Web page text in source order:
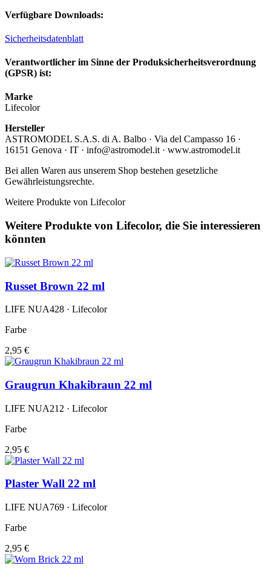
Verfügbare Downloads:
Sicherheitsdatenblatt
Verantwortlicher im Sinne der Produksicherheitsverordnung
(GPSR) ist:
Marke
Lifecolor
Hersteller
ASTROMODEL S.A.S. di A. Balbo · Via del Campasso 16 ·
16151 Genova · IT · info@astromodel.it · www.astromodel.it
Bei allen Waren aus unserem Shop bestehen gesetzliche
Gewährleistungsrechte.
Weitere Produkte von Lifecolor
Weitere Produkte von Lifecolor, die Sie interessieren
könnten
Russet Brown 22 ml
LIFE NUA428 · Lifecolor
Farbe
2,95 €
Graugrun Khakibraun 22 ml
LIFE NUA212 · Lifecolor
Farbe
2,95 €
Plaster Wall 22 ml
LIFE NUA769 · Lifecolor
Farbe
2,95 €